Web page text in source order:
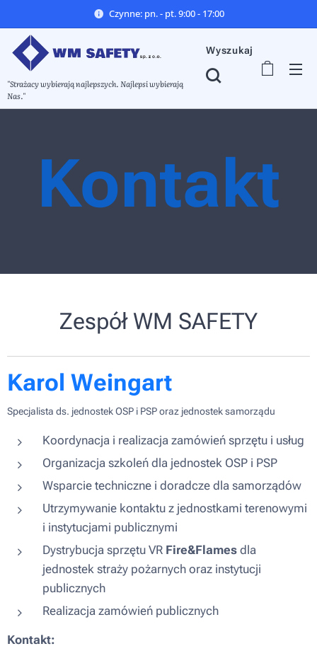
Czynne: pn. - pt. 9:00 - 17:00
"Strażacy wybierają najlepszych. Najlepsi wybierają
Nas."
Wyszukaj
Kontakt
Zespół WM SAFETY
Karol Weingart
Specjalista ds. jednostek OSP i PSP oraz jednostek samorządu
Koordynacja i realizacja zamówień sprzętu i usług
Organizacja szkoleń dla jednostek OSP i PSP
Wsparcie techniczne i doradcze dla samorządów
Utrzymywanie kontaktu z jednostkami terenowymi
i instytucjami publicznymi
Dystrybucja sprzętu VR Fire&Flames dla
jednostek straży pożarnych oraz instytucji
publicznych
Realizacja zamówień publicznych
Kontakt: